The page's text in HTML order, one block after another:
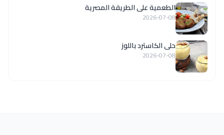
الطعمية على الطريقة المصرية
2026-07-08
حلى الكاسترد باللوز
2026-07-08